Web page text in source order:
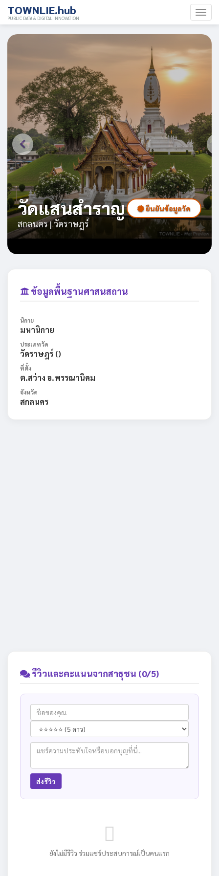
TOWNLIE.hub
PUBLIC DATA & DIGITAL INNOVATION
ยืนยันข้อมูลวัด
วัดแสนสำราญ
สกลนคร | วัดราษฎร์
ข้อมูลพื้นฐานศาสนสถาน
นิกาย
มหานิกาย
ประเภทวัด
วัดราษฎร์ ()
ที่ตั้ง
ต.สว่าง อ.พรรณานิคม
จังหวัด
สกลนคร
รีวิวและคะแนนจากสาธุชน (0/5)
ส่งรีวิว
ยังไม่มีรีวิว ร่วมแชร์ประสบการณ์เป็นคนแรก